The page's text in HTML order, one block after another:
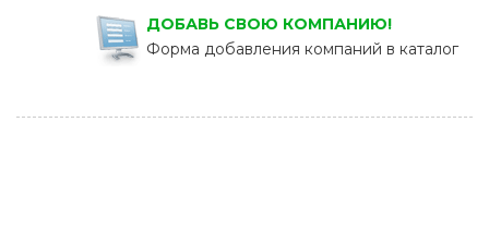
ДОБАВЬ СВОЮ КОМПАНИЮ!
Форма добавления компаний в каталог